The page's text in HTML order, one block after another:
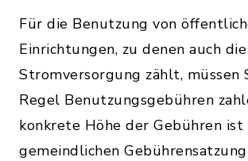
Für die Benutzung von
Einrichtungen, zu denen auch
Stromversorgung zählt, müssen
Regel Benutzungsgebühren
konkrete Höhe der Gebühren ist
gemeindlichen